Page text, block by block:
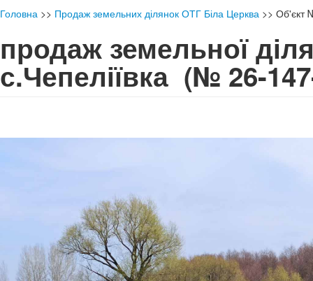
Головна >> Продаж земельних ділянок ОТГ Біла Церква >> Об'єкт
продаж земельної
с.Чепеліївка (№ 26-